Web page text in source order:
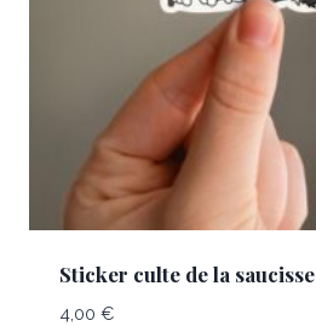
Sticker culte de la saucisse
4,00 €